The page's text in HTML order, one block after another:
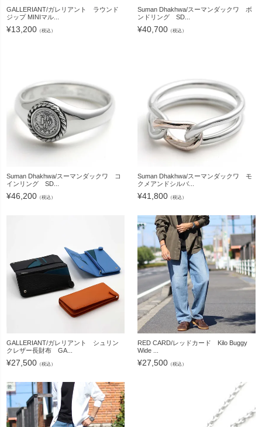
GALLERIANT/ガレリアント ラウンド
ジップ MINIマル...
¥13,200 （税込）
Suman Dhakhwa/スーマンダックワ ボ
ンドリング SD...
¥40,700 （税込）
Suman Dhakhwa/スーマンダックワ コ
インリング SD...
¥46,200 （税込）
Suman Dhakhwa/スーマンダックワ モ
クメアンドシルバ...
¥41,800 （税込）
GALLERIANT/ガレリアント シュリン
クレザー長財布 GA...
¥27,500 （税込）
RED CARD/レッドカード Kilo Buggy
Wide ...
¥27,500 （税込）